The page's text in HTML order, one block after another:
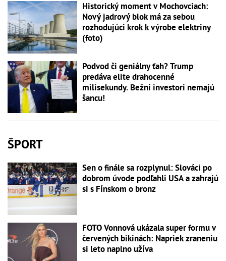
Historický moment v Mochovciach:
Nový jadrový blok má za sebou
rozhodujúci krok k výrobe elektriny
(foto)
Podvod či geniálny ťah? Trump
predáva elite drahocenné
milisekundy. Bežní investori nemajú
šancu!
ŠPORT
Sen o finále sa rozplynul: Slováci po
dobrom úvode podľahli USA a zahrajú
si s Fínskom o bronz
FOTO Vonnová ukázala super formu v
červených bikinách: Napriek zraneniu
si leto naplno užíva